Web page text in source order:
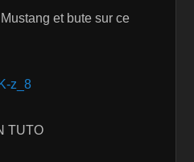
et bute sur ce
z_8
TUTO